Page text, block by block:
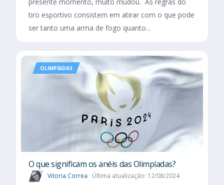
tiro esportivo consistem em atirar com o que pode
ser tanto uma arma de fogo quanto...
OLIMPÍADAS
O que significam os anéis das Olimpíadas?
Vitoria Correa Última atualização: 12/08/2024